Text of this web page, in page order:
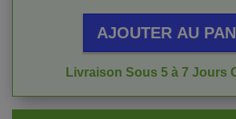
AJOUTER AU
Livraison Sous 5 à 7 Jours